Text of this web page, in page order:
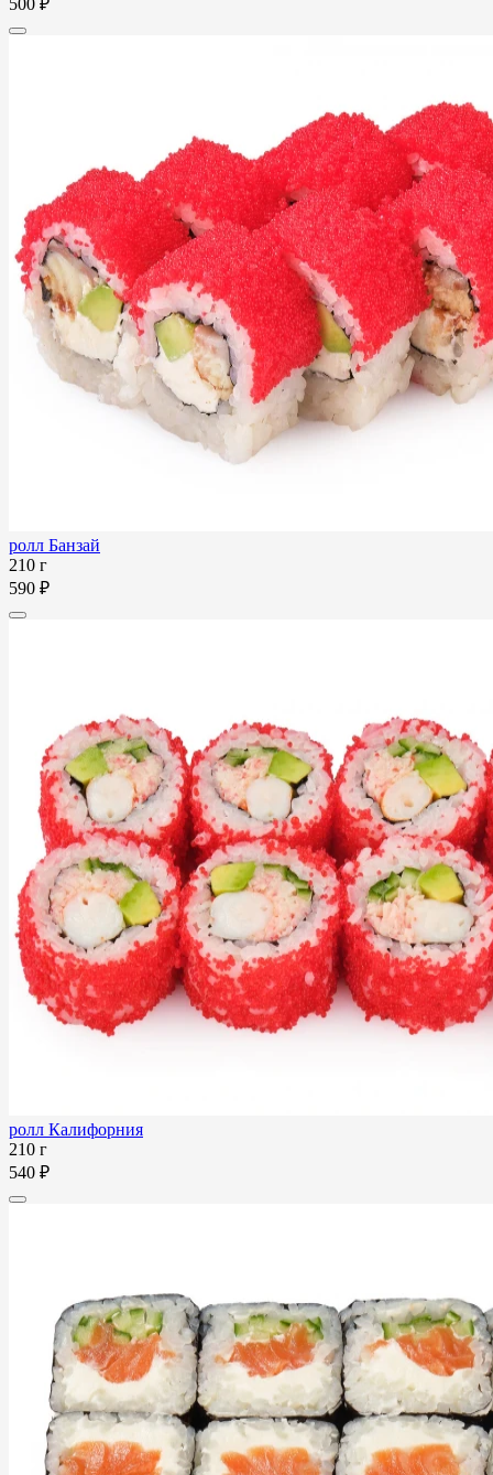
500 ₽
ролл Банзай
210 г
590 ₽
ролл Калифорния
210 г
540 ₽